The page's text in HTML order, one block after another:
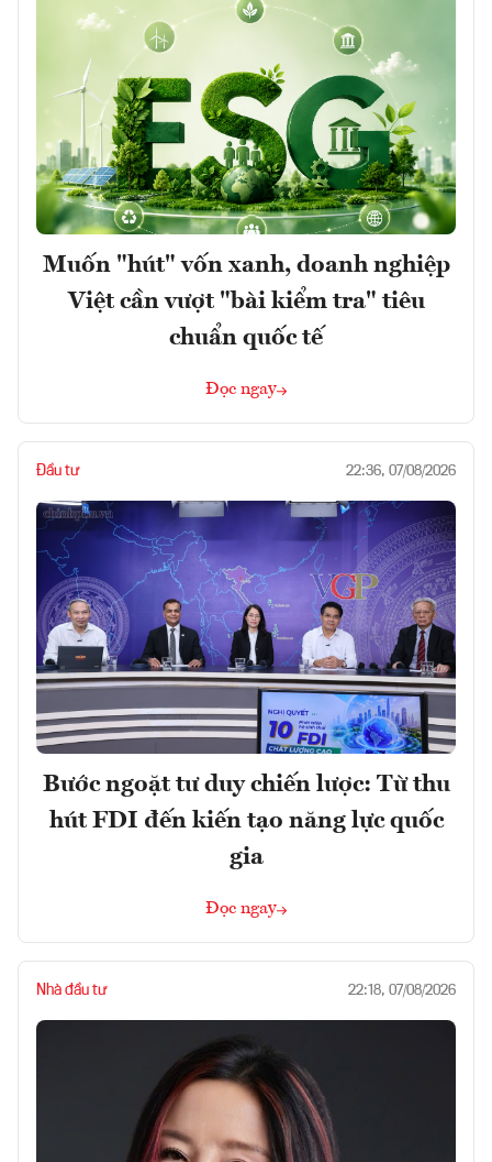
Muốn "hút" vốn xanh, doanh nghiệp
Việt cần vượt "bài kiểm tra" tiêu
chuẩn quốc tế
Đọc ngay
Đầu tư 22:36, 07/08/2026
Bước ngoặt tư duy chiến lược: Từ thu
hút FDI đến kiến tạo năng lực quốc
gia
Đọc ngay
Nhà đầu tư 22:18, 07/08/2026